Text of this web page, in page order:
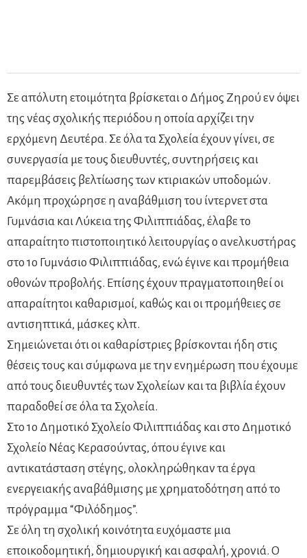
Σε απόλυτη ετοιμότητα βρίσκεται ο Δήμος Ζηρού εν όψει
της νέας σχολικής περιόδου η οποία αρχίζει την
ερχόμενη Δευτέρα. Σε όλα τα Σχολεία έχουν γίνει, σε
συνεργασία με τους διευθυντές, συντηρήσεις και
παρεμβάσεις βελτίωσης των κτιριακών υποδομών.
Ακόμη προχώρησε η αναβάθμιση του ίντερνετ στα
Γυμνάσια και Λύκεια της Φιλιππιάδας, έλαβε το
απαραίτητο πιστοποιητικό λειτουργίας ο ανελκυστήρας
στο 1ο Γυμνάσιο Φιλιππιάδας, ενώ έγινε και προμήθεια
οθονών προβολής. Επίσης έχουν πραγματοποιηθεί οι
απαραίτητοι καθαρισμοί, καθώς και οι προμήθειες σε
αντισηπτικά, μάσκες κλπ.
Σημειώνεται ότι οι καθαρίστριες βρίσκονται ήδη στις
θέσεις τους και σύμφωνα με την ενημέρωση που έχουμε
από τους διευθυντές των Σχολείων και τα βιβλία έχουν
παραδοθεί σε όλα τα Σχολεία.
Στο 1ο Δημοτικό Σχολείο Φιλιππιάδας και στο Δημοτικό
Σχολείο Νέας Κερασούντας, όπου έγινε και
αντικατάσταση στέγης, ολοκληρώθηκαν τα έργα
ενεργειακής αναβάθμισης με χρηματοδότηση από το
πρόγραμμα “Φιλόδημος”.
Σε όλη τη σχολική κοινότητα ευχόμαστε μια
εποικοδομητική, δημιουργική και ασφαλή, χρονιά. Ο